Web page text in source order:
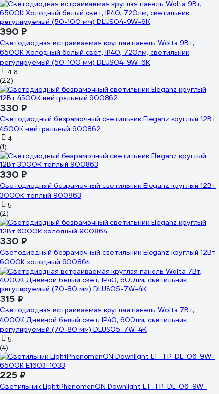
390 ₽
Светодиодная встраиваемая круглая панель Wolta 9Вт,
6500К Холодный белый свет, IP40, 720лм, светильник
регулируемый (50-100 мм) DLUS04-9W-6K
4.8
(22)
330 ₽
Светодиодный безрамочный светильник Eleganz круглый 12Вт
4500К нейтральный 900862
4
(1)
330 ₽
Светодиодный безрамочный светильник Eleganz круглый 12Вт
3000К теплый 900863
5
(2)
330 ₽
Светодиодный безрамочный светильник Eleganz круглый 12Вт
6000К холодный 900864
315 ₽
Светодиодная встраиваемая круглая панель Wolta 7Вт,
4000К Дневной белый свет, IP40, 600лм, светильник
регулируемый (70-80 мм) DLUS05-7W-4K
5
(4)
225 ₽
Светильник LightPhenomenON Downlight LT-TP-DL-06-9W-